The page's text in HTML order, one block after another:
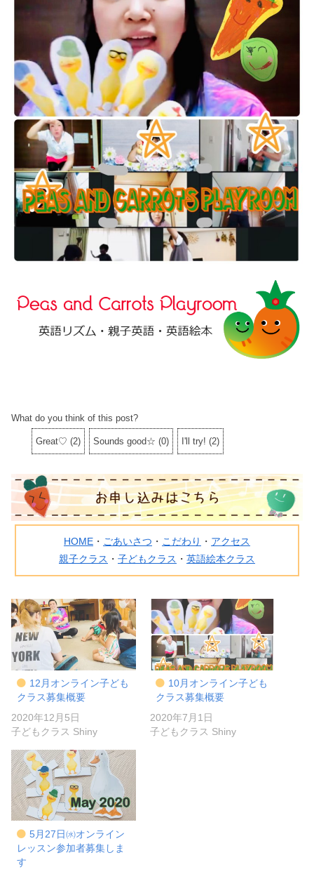
What do you think of this post?
Great♡ (2) Sounds good☆ (0) I'll try! (2)
HOME ・ ごあいさつ ・ こだわり ・ アクセス
親子クラス ・ 子どもクラス ・ 英語絵本クラス
12月オンライン子ども
クラス募集概要
2020年12月5日
子どもクラス Shiny
10月オンライン子ども
クラス募集概要
2020年7月1日
子どもクラス Shiny
5月27日㈬オンライン
レッスン参加者募集しま
す